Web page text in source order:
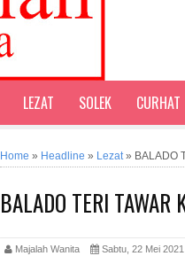
LEZAT SOLEK CURHAT
Home » Headline » Lezat» BALADO
BALADO TERI TAWAR
Majalah Wanita Sabtu, 22 Mei 2021